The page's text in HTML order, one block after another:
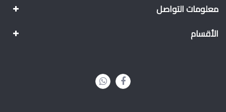
معلومات التواصل
الأقسام